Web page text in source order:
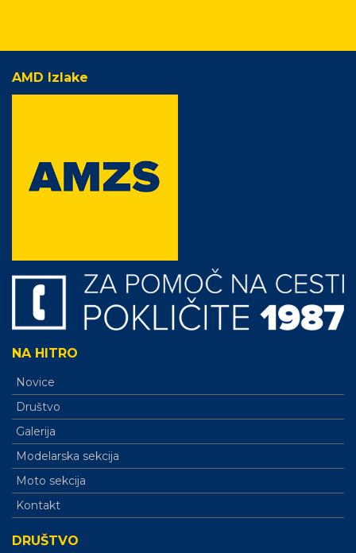
AMD Izlake
NA HITRO
Novice
Društvo
Galerija
Modelarska sekcija
Moto sekcija
Kontakt
DRUŠTVO